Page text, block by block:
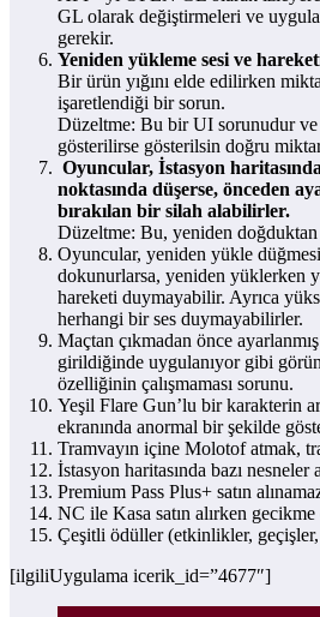
GL olarak değiştirmeleri ve
gerekir.
Yeniden yükleme sesi ve
Bir ürün yığını elde edilirken
işaretlendiği bir sorun.
Düzeltme: Bu bir UI sorunudur
gösterilirse gösterilsin doğru
Oyuncular, İstasyon
noktasında düşerse, önceden
bırakılan bir silah alabilirler.
Düzeltme: Bu, yeniden
Oyuncular, yeniden yükle
dokunurlarsa, yeniden yüklerken
hareketi duymayabilir. Ayrıca
herhangi bir ses duymayabilirler.
Maçtan çıkmadan önce
girildiğinde uygulanıyor gibi
özelliğinin çalışmaması sorunu.
Yeşil Flare Gun’lu bir karakterin
ekranında anormal bir şekilde
Tramvayın içine Molotof atmak,
İstasyon haritasında bazı
Premium Pass Plus+ satın
NC ile Kasa satın alırken
Çeşitli ödüller (etkinlikler,
[ilgiliUygulama icerik_id=”4677″]